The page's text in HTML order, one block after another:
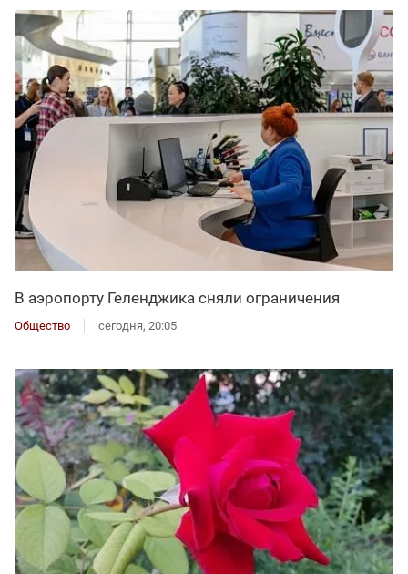
В аэропорту Геленджика сняли ограничения
Общество сегодня, 20:05